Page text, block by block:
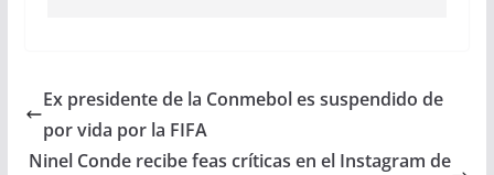
Ex presidente de la Conmebol es suspendido de
por vida por la FIFA
Ninel Conde recibe feas críticas en el Instagram de